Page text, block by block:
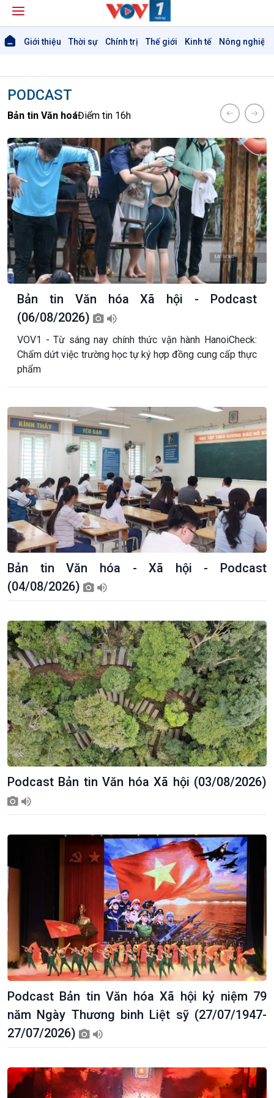
Giới thiệu Thời sự Chính trị Thế giới Kinh tế Nông nghiệp
Giới thiệu
Thời sự
Thời sự 21h30
Bản tin
Chuyên mục
Theo dòng Thời sự
PODCAST
Bản tin Văn hoáĐiểm tin 16h
Bản tin Văn hóa Xã hội - Podcast
(06/08/2026)
VOV1 - Từ sáng nay chính thức vận hành HanoiCheck:
Chấm dứt việc trường học tự ký hợp đồng cung cấp thực
phẩm
Bản tin Văn hóa - Xã hội - Podcast
(04/08/2026)
Podcast Bản tin Văn hóa Xã hội (03/08/2026)
Podcast Bản tin Văn hóa Xã hội kỷ niệm 79
năm Ngày Thương binh Liệt sỹ (27/07/1947-
27/07/2026)